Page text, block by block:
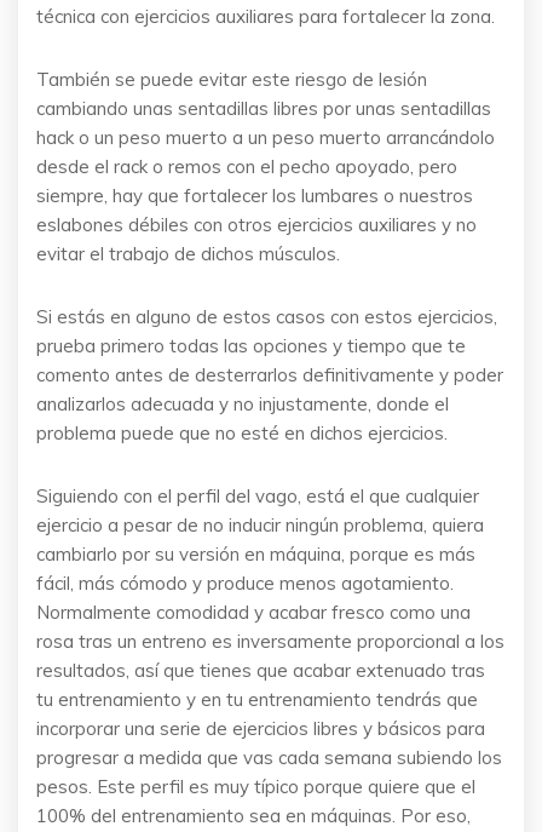
técnica con ejercicios auxiliares para fortalecer la zona.
También se puede evitar este riesgo de lesión
cambiando unas sentadillas libres por unas sentadillas
hack o un peso muerto a un peso muerto arrancándolo
desde el rack o remos con el pecho apoyado, pero
siempre, hay que fortalecer los lumbares o nuestros
eslabones débiles con otros ejercicios auxiliares y no
evitar el trabajo de dichos músculos.
Si estás en alguno de estos casos con estos ejercicios,
prueba primero todas las opciones y tiempo que te
comento antes de desterrarlos definitivamente y poder
analizarlos adecuada y no injustamente, donde el
problema puede que no esté en dichos ejercicios.
Siguiendo con el perfil del vago, está el que cualquier
ejercicio a pesar de no inducir ningún problema, quiera
cambiarlo por su versión en máquina, porque es más
fácil, más cómodo y produce menos agotamiento.
Normalmente comodidad y acabar fresco como una
rosa tras un entreno es inversamente proporcional a los
resultados, así que tienes que acabar extenuado tras
tu entrenamiento y en tu entrenamiento tendrás que
incorporar una serie de ejercicios libres y básicos para
progresar a medida que vas cada semana subiendo los
pesos. Este perfil es muy típico porque quiere que el
100% del entrenamiento sea en máquinas. Por eso,